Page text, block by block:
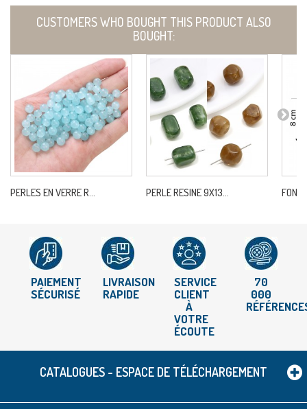
CUSTOMERS WHO BOUGHT THIS PRODUCT ALSO
BOUGHT:
PERLES EN VERRE R... PERLE RESINE 9X13... FOND
PAIEMENT
SÉCURISÉ
LIVRAISON
RAPIDE
SERVICE
CLIENT
À
VOTRE
ÉCOUTE
70
000
CATALOGUES - ESPACE DE TÉLÉCHARGEMENT